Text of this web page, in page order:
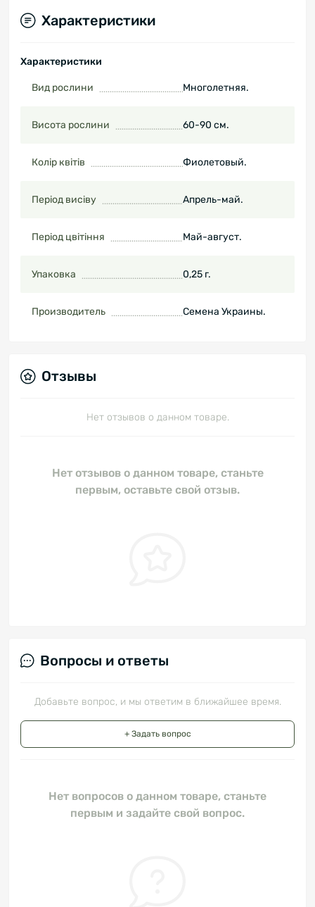
Характеристики
Характеристики
Вид рослини Многолетняя.
Висота рослини 60-90 см.
Колір квітів Фиолетовый.
Період висіву Апрель-май.
Період цвітіння Май-август.
Упаковка 0,25 г.
Производитель Семена Украины.
Отзывы
Нет отзывов о данном товаре.
Нет отзывов о данном товаре, станьте
первым, оставьте свой отзыв.
Вопросы и ответы
Добавьте вопрос, и мы ответим в ближайшее время.
+ Задать вопрос
Нет вопросов о данном товаре, станьте
первым и задайте свой вопрос.